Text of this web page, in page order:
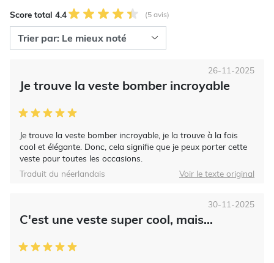
Score total 4.4 (5 avis)
Je trouve la veste bomber incroyable
Je trouve la veste bomber incroyable, je la trouve à la fois
cool et élégante. Donc, cela signifie que je peux porter cette
veste pour toutes les occasions.
26-11-2025
Traduit du néerlandais Voir le texte original
C'est une veste super cool, mais...
30-11-2025